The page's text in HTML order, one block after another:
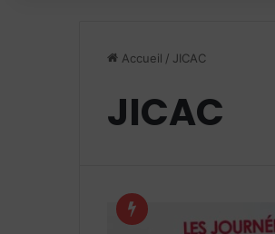
Accueil / JICAC
JICAC